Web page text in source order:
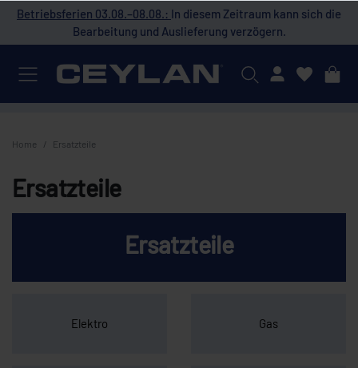
Betriebsferien 03.08.–08.08.: In diesem Zeitraum kann sich die
Bearbeitung und Auslieferung verzögern.
Mein Konto
Home Ersatzteile
Ersatzteile
Ersatzteile
Elektro Gas